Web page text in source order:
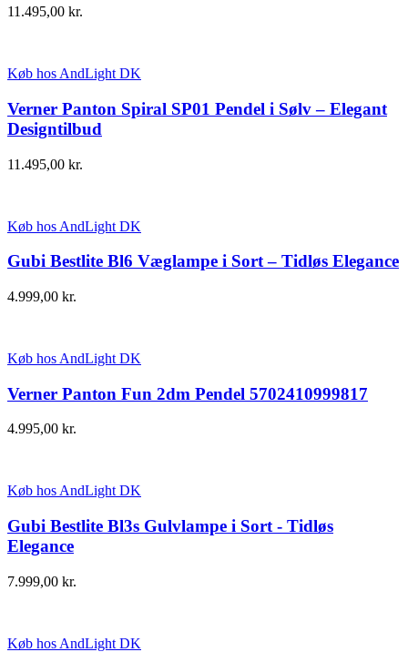
11.495,00 kr.
Køb hos AndLight DK
Verner Panton Spiral SP01 Pendel i Sølv – Elegant
Designtilbud
11.495,00 kr.
Køb hos AndLight DK
Gubi Bestlite Bl6 Væglampe i Sort – Tidløs Elegance
4.999,00 kr.
Køb hos AndLight DK
Verner Panton Fun 2dm Pendel 5702410999817
4.995,00 kr.
Køb hos AndLight DK
Gubi Bestlite Bl3s Gulvlampe i Sort - Tidløs
Elegance
7.999,00 kr.
Køb hos AndLight DK